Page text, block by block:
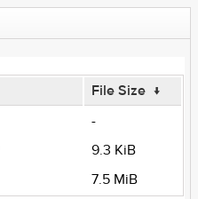
File Size ↓
-
9.3 KiB
7.5 MiB